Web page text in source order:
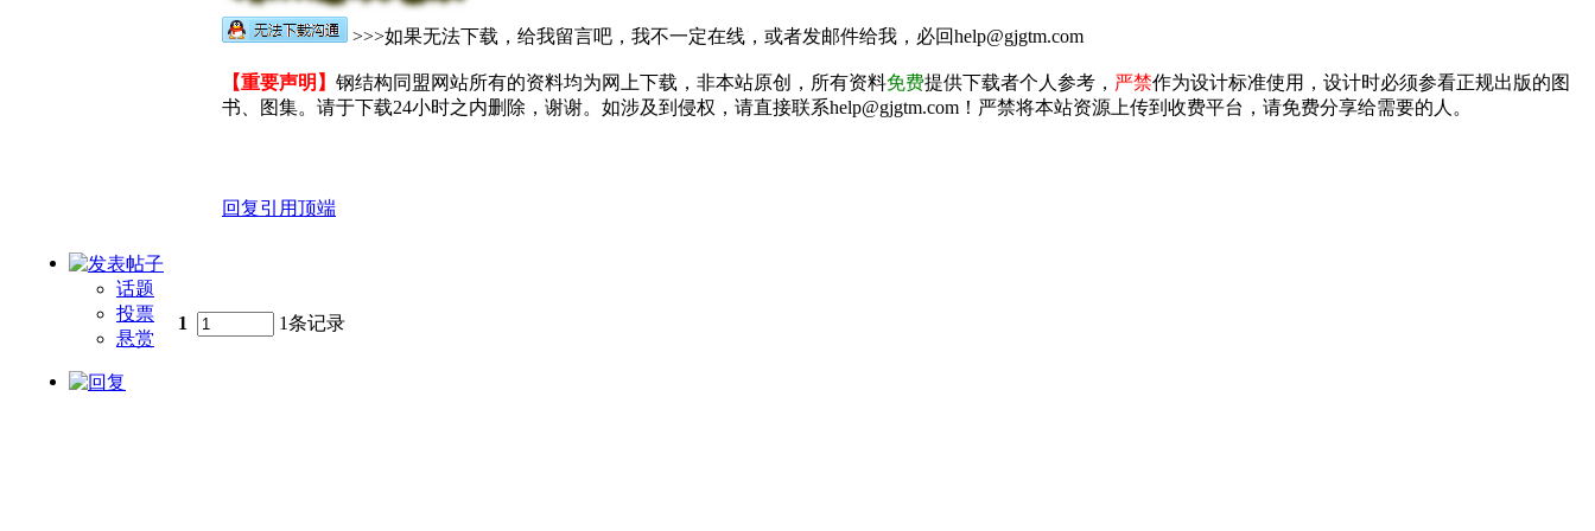
>>>如果无法下载，给我留言吧，我不一定在线，或者发邮件给我，必回help@gjgtm.com
【重要声明】 钢结构同盟网站所有的资料均为网上下载，非本站原创，所有资料免费提供下载者个人参考， 严禁作为设计标准使用，设计时必须参看正规出版的图
书、图集。请于下载24小时之内删除，谢谢。如涉及到侵权，请直接联系help@gjgtm.com！严禁将本站资源上传到收费平台，请免费分享给需要的人。
回复引用顶端
话题
投票
悬赏
1 1条记录